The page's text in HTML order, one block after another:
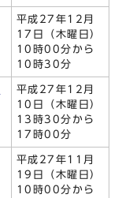
平成27年12月
17日（木曜日）
10時00分から
10時30分
平成27年12月
10日（木曜日）
13時30分から
17時00分
平成27年11月
19日（木曜日）
10時00分から